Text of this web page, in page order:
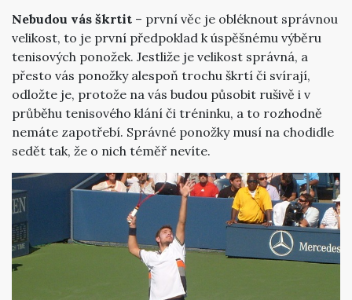
Nebudou vás škrtit – první věc je obléknout správnou
velikost, to je první předpoklad k úspěšnému výběru
tenisových ponožek. Jestliže je velikost správná, a
přesto vás ponožky alespoň trochu škrtí či svírají,
odložte je, protože na vás budou působit rušivě i v
průběhu tenisového klání či tréninku, a to rozhodně
nemáte zapotřebí. Správné ponožky musí na chodidle
sedět tak, že o nich téměř nevíte.